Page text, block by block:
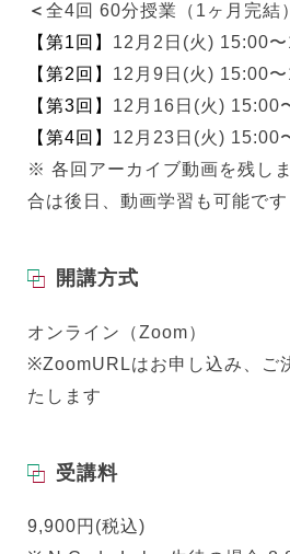
＜ 全4回 60分授業（1ヶ月完結
【第1回】 12月2日(火) 15:00
【第2回】 12月9日(火) 15:00
【第3回】 12月16日(火) 15:00
【第4回】 12月23日(火) 15:00
※ 各回アーカイブ動画を残し
合は後日、動画学習も可能です
開講方式
オンライン（Zoom）
※ZoomURLはお申し込み、ご
たします
受講料
9,900円(税込)